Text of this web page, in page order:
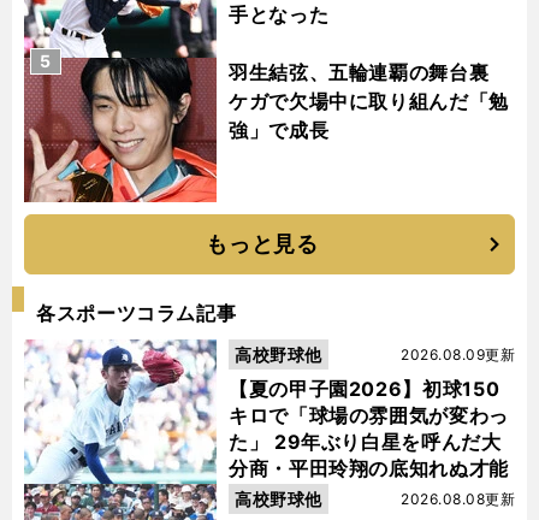
手となった
羽生結弦、五輪連覇の舞台裏
ケガで欠場中に取り組んだ「勉
強」で成長
5
もっと見る
各スポーツコラム記事
【夏の甲子園2026】初球150
キロで「球場の雰囲気が変わっ
た」 29年ぶり白星を呼んだ大
分商・平田玲翔の底知れぬ才能
2026.08.09更新
高校野球他
2026.08.08更新
高校野球他